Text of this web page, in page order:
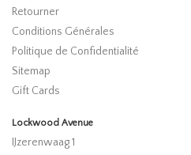
Retourner
Conditions Générales
Politique de Confidentialité
Sitemap
Gift Cards
Lockwood Avenue
IJzerenwaag 1